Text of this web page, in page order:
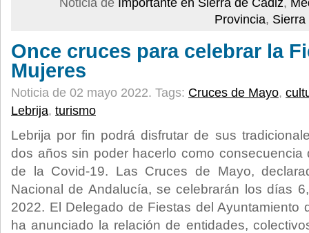
Noticia de Importante en Sierra de Cádiz,
Provincia, Sierra
Once cruces para celebrar la
Mujeres
Noticia de 02 mayo 2022. Tags: Cruces de Mayo,
Lebrija, turismo
Lebrija por fin podrá disfrutar de sus
dos años sin poder hacerlo como consecuencia
de la Covid-19. Las Cruces de Mayo,
Nacional de Andalucía, se celebrarán los días
2022. El Delegado de Fiestas del Ayuntamiento
ha anunciado la relación de entidades,